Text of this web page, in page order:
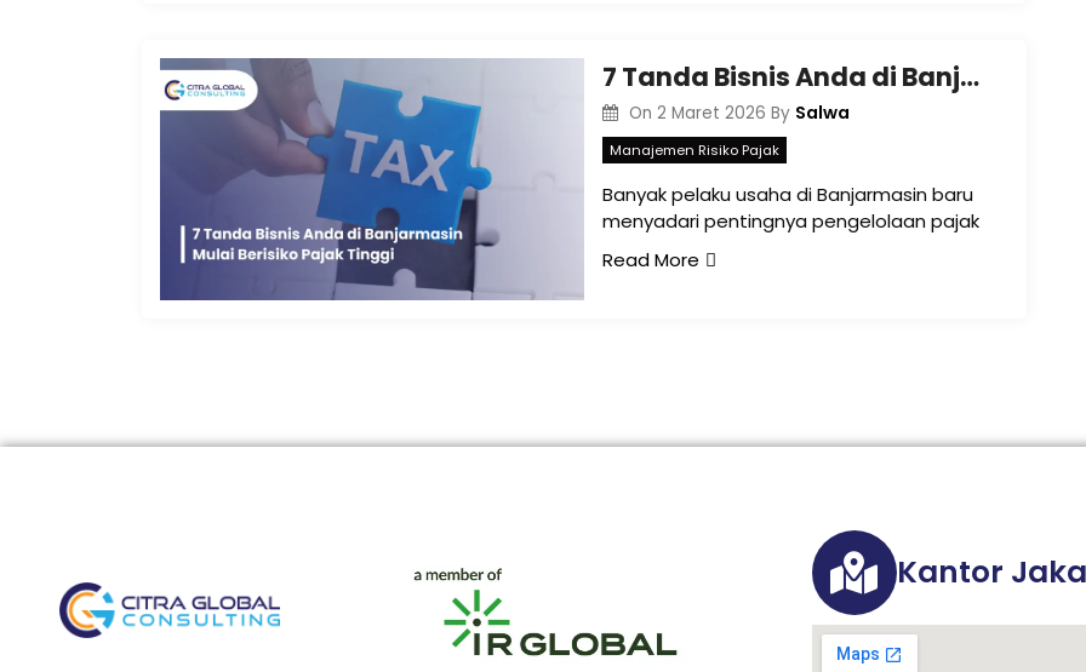
7 Tanda Bisnis Anda di Banjarmasin Mulai Berisiko Pajak Tinggi
On 2 Maret 2026 By Salwa
Manajemen Risiko Pajak
Banyak pelaku usaha di Banjarmasin baru
menyadari pentingnya pengelolaan pajak
Read More
Kantor